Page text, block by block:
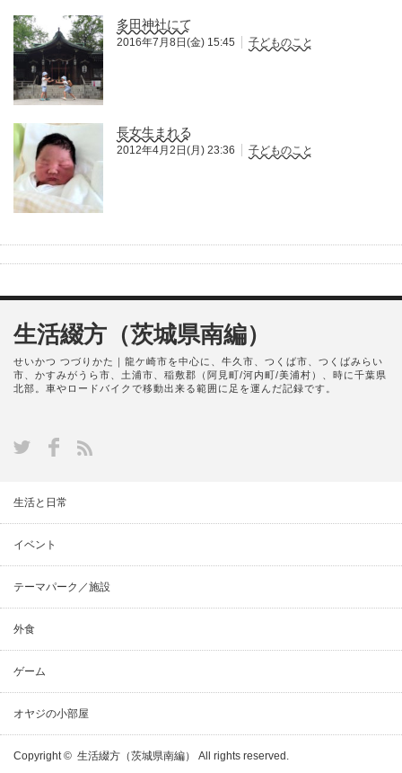
多田神社にて
2016年7月8日(金) 15:45 子どものこと
長女生まれる
2012年4月2日(月) 23:36 子どものこと
生活綴方（茨城県南編）
せいかつ つづりかた｜龍ケ崎市を中心に、牛久市、つくば市、つくばみらい
市、かすみがうら市、土浦市、稲敷郡（阿見町/河内町/美浦村）、時に千葉県
北部。車やロードバイクで移動出来る範囲に足を運んだ記録です。
生活と日常
イベント
テーマパーク／施設
外食
ゲーム
オヤジの小部屋
Copyright © 生活綴方（茨城県南編） All rights reserved.